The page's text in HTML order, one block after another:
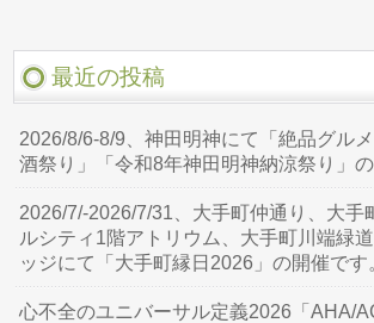
最近の投稿
2026/8/6-8/9、神田明神にて「絶品グル
酒祭り」「令和8年神田明神納涼祭り」の
2026/7/-2026/7/31、大手町仲通り、大手
ルシティ1階アトリウム、大手町川端緑
ッジにて「大手町縁日2026」の開催です
心不全のユニバーサル定義2026「AHA/